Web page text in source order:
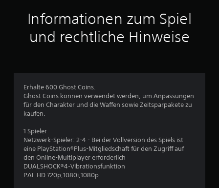
u
s
1
w
Informationen zum Spiel
und rechtliche Hinweise
Erhalte 600 Ghost Coins.
Ghost Coins können verwendet werden, um Anpassungen
für den Charakter und die Waffen sowie Zeitsparpakete zu
kaufen.
1 Spieler
Netzwerk-Spieler: 2-4 - Bei der Vollversion des Spiels ist
eine PlayStation®Plus-Mitgliedschaft für den Zugriff auf
den Online-Multiplayer erforderlich
DUALSHOCK®4-Vibrationsfunktion
PAL HD 720p,1080i,1080p